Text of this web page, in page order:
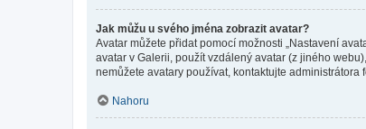
Jak můžu u svého jména zobrazit avatar?
Avatar můžete přidat pomocí možnosti „Nastavení
avatar v Galerii, použít vzdálený avatar (z jiného
nemůžete avatary používat, kontaktujte administrátora
Nahoru